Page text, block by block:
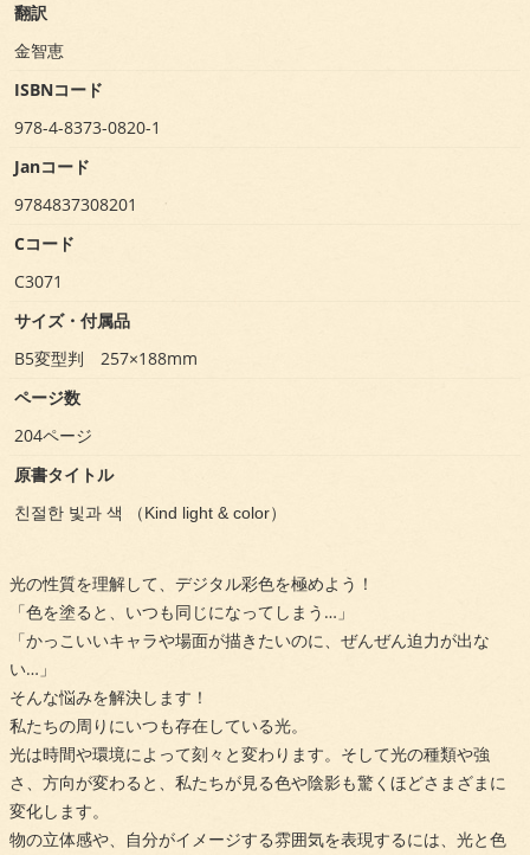
翻訳
金智恵
ISBNコード
978-4-8373-0820-1
Janコード
9784837308201
Cコード
C3071
サイズ・付属品
B5変型判 257×188mm
ページ数
204ページ
原書タイトル
친절한 빛과 색 （Kind light & color）
光の性質を理解して、デジタル彩色を極めよう！
「色を塗ると、いつも同じになってしまう…」
「かっこいいキャラや場面が描きたいのに、ぜんぜん迫力が出な
い…」
そんな悩みを解決します！
私たちの周りにいつも存在している光。
光は時間や環境によって刻々と変わります。そして光の種類や強
さ、方向が変わると、私たちが見る色や陰影も驚くほどさまざまに
変化します。
物の立体感や、自分がイメージする雰囲気を表現するには、光と色